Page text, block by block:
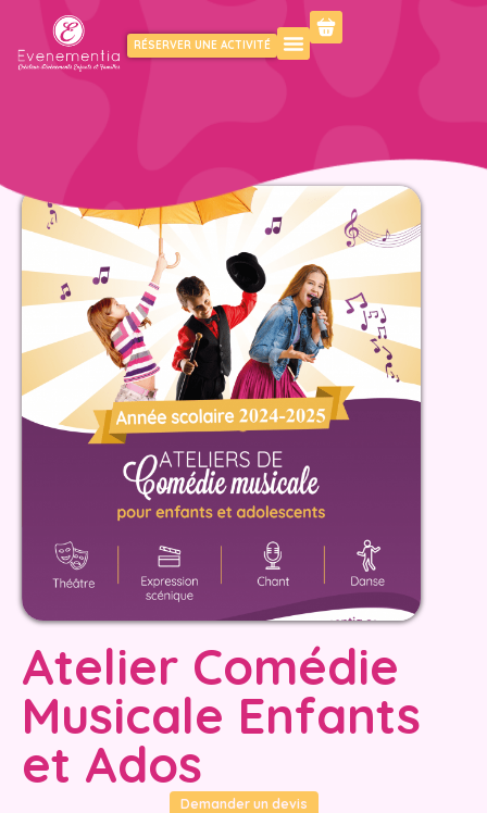
RÉSERVER UNE ACTIVITÉ
Atelier Comédie
Musicale Enfants
et Ados
Demander un devis